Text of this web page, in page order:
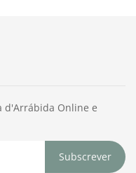
d'Arrábida Online e
Subscrever